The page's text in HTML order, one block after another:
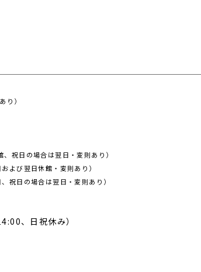
り）
祝日の場合は翌日・変則あり）
よび翌日休館・変則あり）
祝日の場合は翌日・変則あり）
、日祝休み）